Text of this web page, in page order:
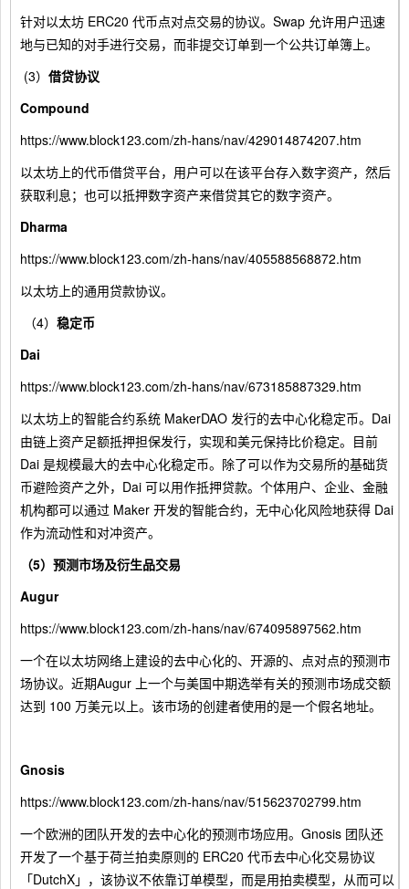
针对以太坊 ERC20 代币点对点交易的协议。Swap 允许用户迅速
地与已知的对手进行交易，而非提交订单到一个公共订单簿上。
(3） 借贷协议
Compound
https://www.block123.com/zh-hans/nav/429014874207.htm
以太坊上的代币借贷平台，用户可以在该平台存入数字资产，然后
获取利息；也可以抵押数字资产来借贷其它的数字资产。
Dharma
https://www.block123.com/zh-hans/nav/405588568872.htm
以太坊上的通用贷款协议。
（4） 稳定币
Dai
https://www.block123.com/zh-hans/nav/673185887329.htm
以太坊上的智能合约系统 MakerDAO 发行的去中心化稳定币。Dai
由链上资产足额抵押担保发行，实现和美元保持比价稳定。目前
Dai 是规模最大的去中心化稳定币。除了可以作为交易所的基础货
币避险资产之外，Dai 可以用作抵押贷款。个体用户、企业、金融
机构都可以通过 Maker 开发的智能合约，无中心化风险地获得 Dai
作为流动性和对冲资产。
（5）预测市场及衍生品交易
Augur
https://www.block123.com/zh-hans/nav/674095897562.htm
一个在以太坊网络上建设的去中心化的、开源的、点对点的预测市
场协议。近期Augur 上一个与美国中期选举有关的预测市场成交额
达到 100 万美元以上。该市场的创建者使用的是一个假名地址。
Gnosis
https://www.block123.com/zh-hans/nav/515623702799.htm
一个欧洲的团队开发的去中心化的预测市场应用。Gnosis 团队还
开发了一个基于荷兰拍卖原则的 ERC20 代币去中心化交易协议
「DutchX」，该协议不依靠订单模型，而是用拍卖模型，从而可以